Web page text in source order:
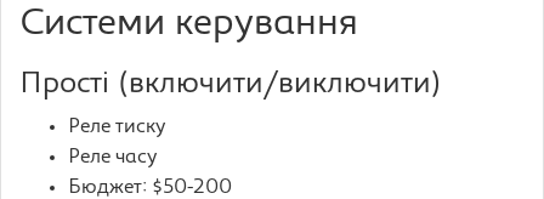
Системи керування
Прості (включити/виключити)
Реле тиску
Реле часу
Бюджет: $50-200